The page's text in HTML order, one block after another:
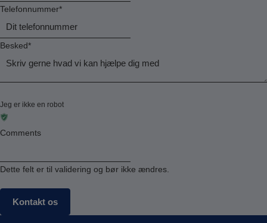
Telefonnummer*
Besked*
Jeg er ikke en robot
Comments
Dette felt er til validering og bør ikke ændres.